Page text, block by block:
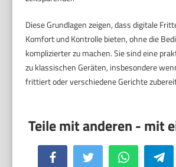
Diese Grundlagen zeigen, dass digitale
Komfort und Kontrolle bieten, ohne die
komplizierter zu machen. Sie sind eine
zu klassischen Geräten, insbesondere
frittiert oder verschiedene Gerichte
Facebook Twitter WhatsApp